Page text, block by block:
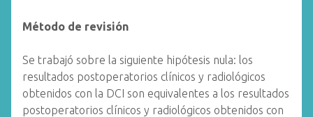
Método de revisión
Se trabajó sobre la siguiente hipótesis nula: los
resultados postoperatorios clínicos y radiológicos
obtenidos con la DCI son equivalentes a los resultados
postoperatorios clínicos y radiológicos obtenidos con